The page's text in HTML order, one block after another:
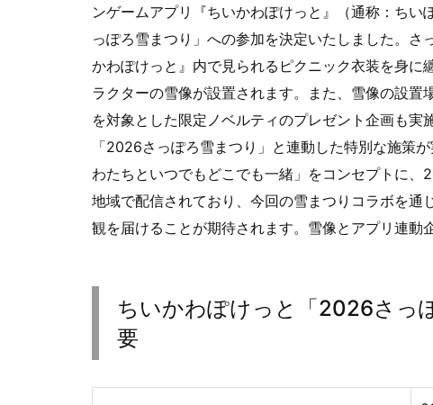
ンゲームアプリ『ちいかわぽけっと』（通称：ち
っぽろ雪まつり」への参加を決定いたしました。
かわぽけっと』内で見られるピクニック衣装を身に
ラクターの雪像が設置されます。また、雪像の設
を対象とした限定ノベルティのプレゼント企画も実
「2026さっぽろ雪まつり」と連動した特別な施策
わたちといつでもどこでも一緒」をコンセプトに
地域で配信されており、今回の雪まつりコラボを通
観を届けることが期待されます。雪像とアプリ連動
ちいかわぽけっと「2026さ
要